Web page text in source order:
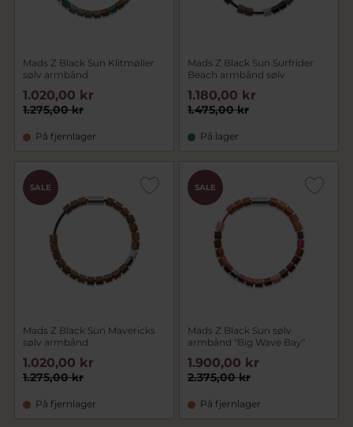
Mads Z Black Sun Klitmøller
sølv armbånd
1.275,00 kr
1.020,00 kr
På fjernlager
Mads Z Black Sun Surfrider
Beach armbånd sølv
1.475,00 kr
1.180,00 kr
På lager
SALE
Mads Z Black Sun Mavericks
sølv armbånd
1.275,00 kr
1.020,00 kr
På fjernlager
SALE
Mads Z Black Sun sølv
armbånd "Big Wave Bay"
2.375,00 kr
1.900,00 kr
På fjernlager